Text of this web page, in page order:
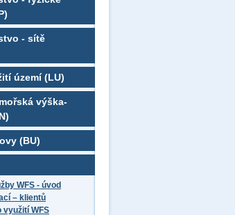
- sítě
území (LU)
výška-
(BU)
WFS - úvod
– klientů
využití WFS